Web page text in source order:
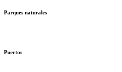
Parques naturales
Puertos